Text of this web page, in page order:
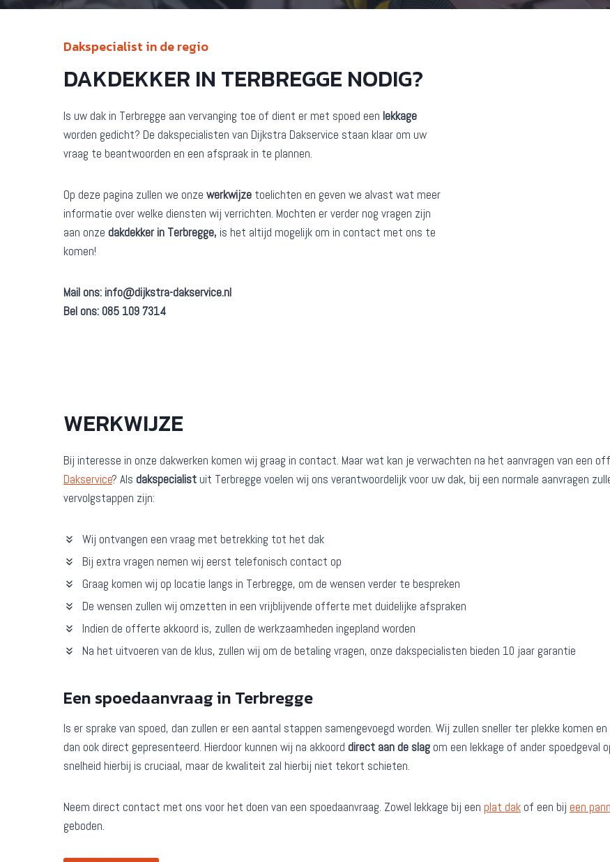
Dakspecialist in de regio
DAKDEKKER IN TERBREGGE NODIG?
Is uw dak in Terbregge aan vervanging toe of dient er met spoed een lekkage
worden gedicht? De dakspecialisten van Dijkstra Dakservice staan klaar om uw
vraag te beantwoorden en een afspraak in te plannen.
Op deze pagina zullen we onze werkwijze toelichten en geven we alvast wat meer
informatie over welke diensten wij verrichten. Mochten er verder nog vragen zijn
aan onze dakdekker in Terbregge, is het altijd mogelijk om in contact met ons te
komen!
Mail ons: info@dijkstra-dakservice.nl
Bel ons: 085 109 7314
WERKWIJZE
Bij interesse in onze dakwerken komen wij graag in contact. Maar wat kan je verwachten na het aanvragen van een
Dakservice? Als dakspecialist uit Terbregge voelen wij ons verantwoordelijk voor uw dak, bij een normale aanvragen
vervolgstappen zijn:
Wij ontvangen een vraag met betrekking tot het dak
Bij extra vragen nemen wij eerst telefonisch contact op
Graag komen wij op locatie langs in Terbregge, om de wensen verder te bespreken
De wensen zullen wij omzetten in een vrijblijvende offerte met duidelijke afspraken
Indien de offerte akkoord is, zullen de werkzaamheden ingepland worden
Na het uitvoeren van de klus, zullen wij om de betaling vragen, onze dakspecialisten bieden 10 jaar garantie
Een spoedaanvraag in Terbregge
Is er sprake van spoed, dan zullen er een aantal stappen samengevoegd worden. Wij zullen sneller ter plekke komen
dan ook direct gepresenteerd. Hierdoor kunnen wij na akkoord direct aan de slag om een lekkage of ander spoedgeval
snelheid hierbij is cruciaal, maar de kwaliteit zal hierbij niet tekort schieten.
Neem direct contact met ons voor het doen van een spoedaanvraag. Zowel lekkage bij een plat dak of een bij een
geboden.